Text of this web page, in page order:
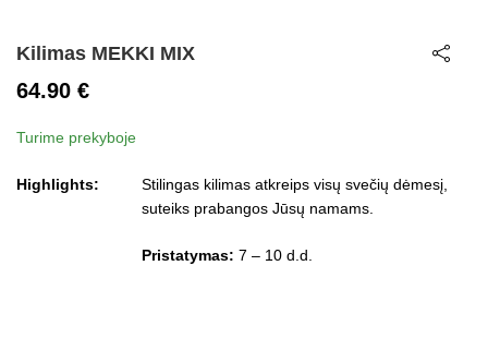
Kilimas MEKKI MIX
64.90 €
Turime prekyboje
Highlights:
Stilingas kilimas atkreips visų svečių dėmesį,
suteiks prabangos Jūsų namams.
Pristatymas: 7 – 10 d.d.